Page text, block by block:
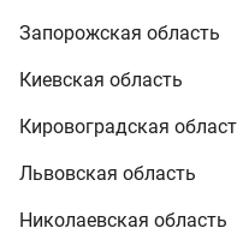
Запорожская область
Киевская область
Кировоградская
Львовская область
Николаевская область